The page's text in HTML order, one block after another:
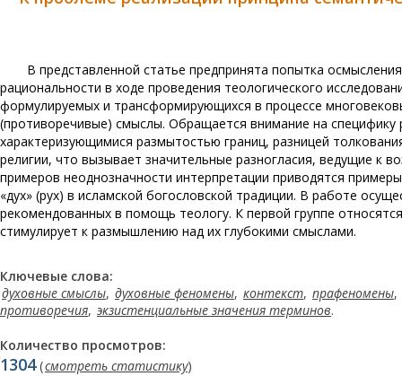
В представленной статье предпринята попытка
рациональности в ходе проведения теологического
формулируемых и трансформирующихся в процессе
(противоречивые) смыслы. Обращается внимание на
характеризующимися размытостью границ, разницей
религии, что вызывает значительные разногласия, ведущие к
примеров неоднозначности интерпретации приводятся
«дух» (рух) в исламской богословской традиции. В работе
рекомендованных в помощь теологу. К первой группе
стимулирует к размышлению над их глубокими смыслами.
Ключевые слова:
духовные смыслы, духовные феномены, контекст, прафеномены,
противоречия, экзистенциальные значения терминов.
Количество просмотров:
1304(смотреть статистику)